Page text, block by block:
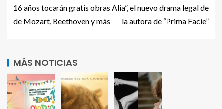
16 años tocarán gratis obras
de Mozart, Beethoven y más
Alia”, el nuevo drama legal de
la autora de “Prima Facie”
MÁS NOTICIAS